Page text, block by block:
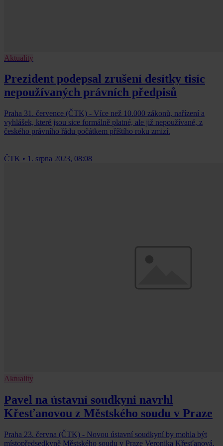
Aktuality
Prezident podepsal zrušení desítky tisíc
nepoužívaných právních předpisů
Praha 31. července (ČTK) - Více než 10.000 zákonů, nařízení a
vyhlášek, které jsou sice formálně platné, ale již nepoužívané, z
českého právního řádu počátkem příštího roku zmizí.
ČTK • 1. srpna 2023, 08:08
Aktuality
Pavel na ústavní soudkyni navrhl
Křesťanovou z Městského soudu v Praze
Praha 23. června (ČTK) - Novou ústavní soudkyní by mohla být
místopředsedkyně Městského soudu v Praze Veronika Křesťanová.